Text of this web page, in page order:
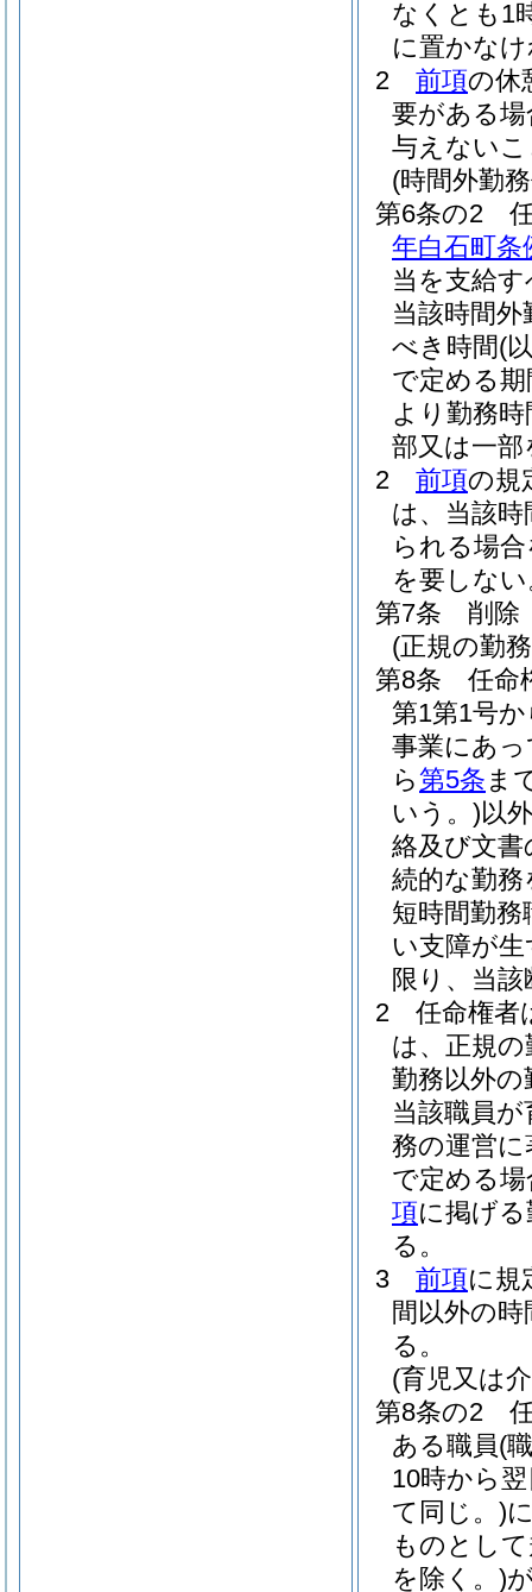
なくとも1
に置かな
2
前項の休
要がある
与えない
(時間外勤
第6条の2
年白石町条
当を支給
当該時間
べき時間(
で定める
より勤務
部又は一
2
前項の規
は、当該
られる場
を要しな
第7条
削除
(正規の勤
第8条
任命
第1第1号
事業にあ
ら第5条 ま
いう。)以
絡及び文
続的な勤
短時間勤
い支障が
限り、当
2
任命権者
は、正規
勤務以外
当該職員
務の運営
で定める
項に掲げ
る。
3
前項に規
間以外の
る。
(育児又は
第8条の2
ある職員(
10時から
て同じ。)
ものとし
を除く。)